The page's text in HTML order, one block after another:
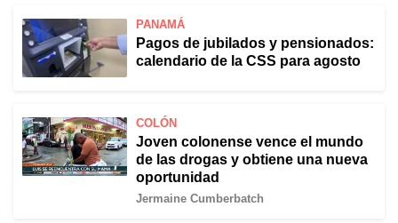
PANAMÁ
Pagos de jubilados y pensionados:
calendario de la CSS para agosto
COLÓN
Joven colonense vence el mundo
de las drogas y obtiene una nueva
oportunidad
Jermaine Cumberbatch